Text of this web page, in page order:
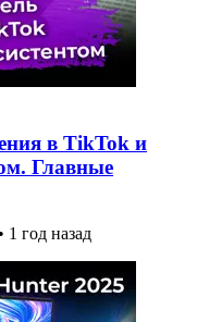
в TikTok и
Главные
• 1 год назад